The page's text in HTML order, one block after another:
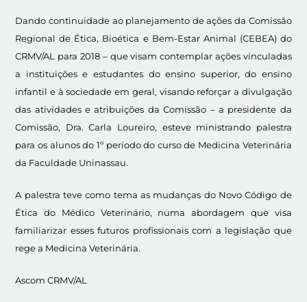
Dando continuidade ao planejamento de ações da Comissão
Regional de Ética, Bioética e Bem-Estar Animal (CEBEA) do
CRMV/AL para 2018 – que visam contemplar ações vinculadas
a instituições e estudantes do ensino superior, do ensino
infantil e à sociedade em geral, visando reforçar a divulgação
das atividades e atribuições da Comissão – a presidente da
Comissão, Dra. Carla Loureiro, esteve ministrando palestra
para os alunos do 1º período do curso de Medicina Veterinária
da Faculdade Uninassau.
A palestra teve como tema as mudanças do Novo Código de
Ética do Médico Veterinário, numa abordagem que visa
familiarizar esses futuros profissionais com a legislação que
rege a Medicina Veterinária.
Ascom CRMV/AL